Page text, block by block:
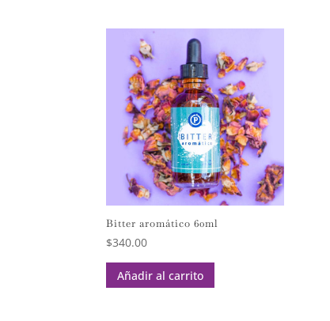
Bitter aromático 60ml
$340.00
Añadir al carrito